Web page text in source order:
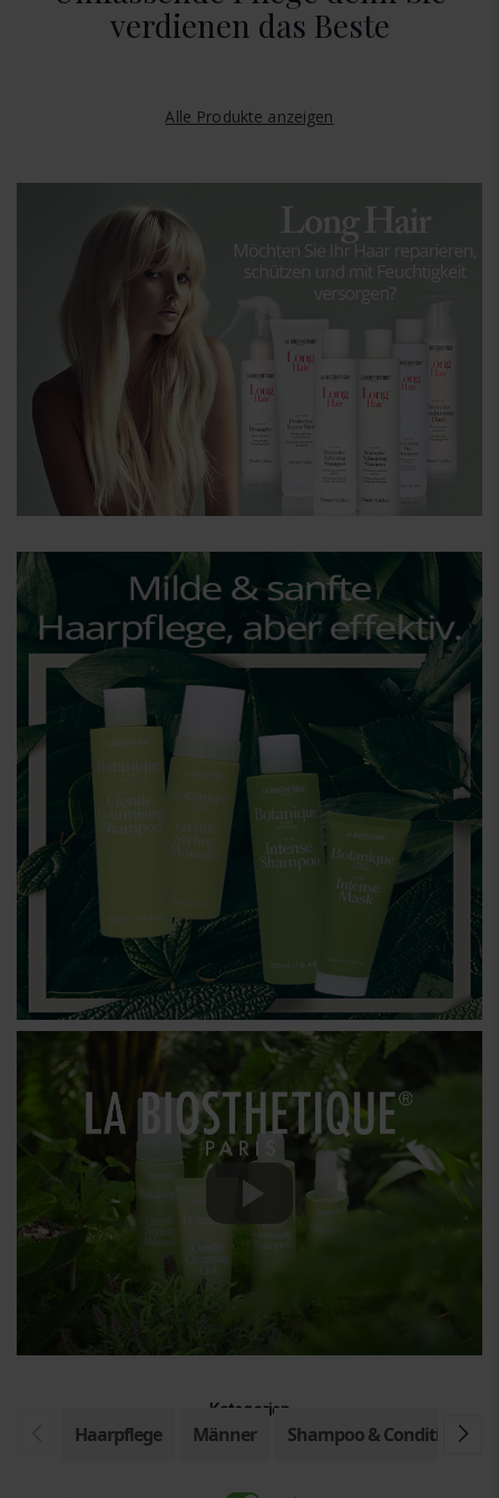
verdienen das Beste
Alle Produkte anzeigen
Kategorien
Haarpflege Männer Shampoo & Conditioner